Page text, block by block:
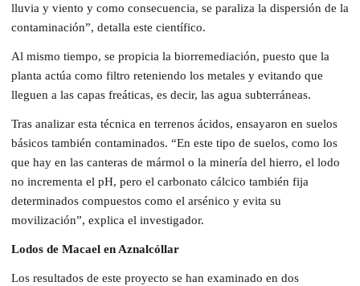
lluvia y viento y como consecuencia, se paraliza la dispersión de la
contaminación”, detalla este científico.
Al mismo tiempo, se propicia la biorremediación, puesto que la
planta actúa como filtro reteniendo los metales y evitando que
lleguen a las capas freáticas, es decir, las agua subterráneas.
Tras analizar esta técnica en terrenos ácidos, ensayaron en suelos
básicos también contaminados. “En este tipo de suelos, como los
que hay en las canteras de mármol o la minería del hierro, el lodo
no incrementa el pH, pero el carbonato cálcico también fija
determinados compuestos como el arsénico y evita su
movilización”, explica el investigador.
Lodos de Macael en Aznalcóllar
Los resultados de este proyecto se han examinado en dos